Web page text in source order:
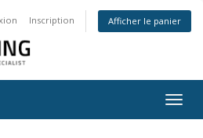
Inscription Afficher le panier